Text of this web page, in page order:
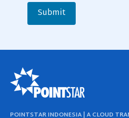
POINTSTAR INDONESIA | A CLOUD